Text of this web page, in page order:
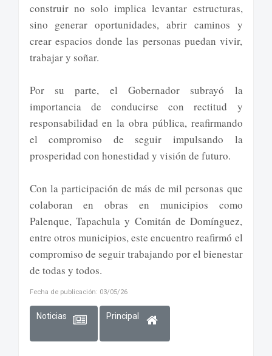
construir no solo implica levantar estructuras,
sino generar oportunidades, abrir caminos y
crear espacios donde las personas puedan vivir,
trabajar y soñar.
Por su parte, el Gobernador subrayó la
importancia de conducirse con rectitud y
responsabilidad en la obra pública, reafirmando
el compromiso de seguir impulsando la
prosperidad con honestidad y visión de futuro.
Con la participación de más de mil personas que
colaboran en obras en municipios como
Palenque, Tapachula y Comitán de Domínguez,
entre otros municipios, este encuentro reafirmó el
compromiso de seguir trabajando por el bienestar
de todas y todos.
Fecha de publicación: 03/05/26
Noticias Principal